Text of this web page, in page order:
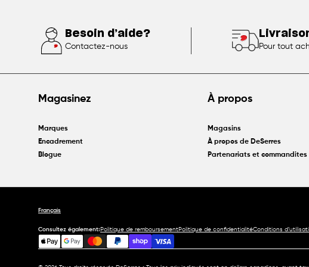
Besoin d’aide?
Contactez-nous Pour tout
Magasinez
Marques
Encadrement
Blogue
À propos
Magasins
À propos de DeSerres
Partenariats et commandites
Français
Consultez également: Politique de remboursementPolitique de confidentialitéConditions